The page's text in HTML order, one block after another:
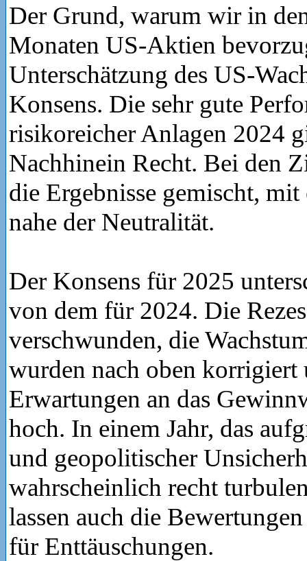
Der Grund, warum wir in
Monaten US-Aktien
Unterschätzung des US-
Konsens. Die sehr gute
risikoreicher Anlagen 2024
Nachhinein Recht. Bei den
die Ergebnisse gemischt,
nahe der Neutralität.
Der Konsens für 2025
von dem für 2024. Die
verschwunden, die
wurden nach oben korrigiert
Erwartungen an das
hoch. In einem Jahr, das
und geopolitischer
wahrscheinlich recht
lassen auch die
für Enttäuschungen.